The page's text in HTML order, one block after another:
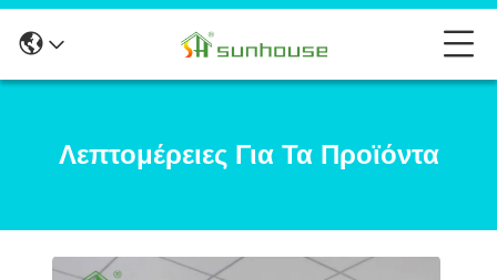
Λεπτομέρειες Για Τα Προϊόντα